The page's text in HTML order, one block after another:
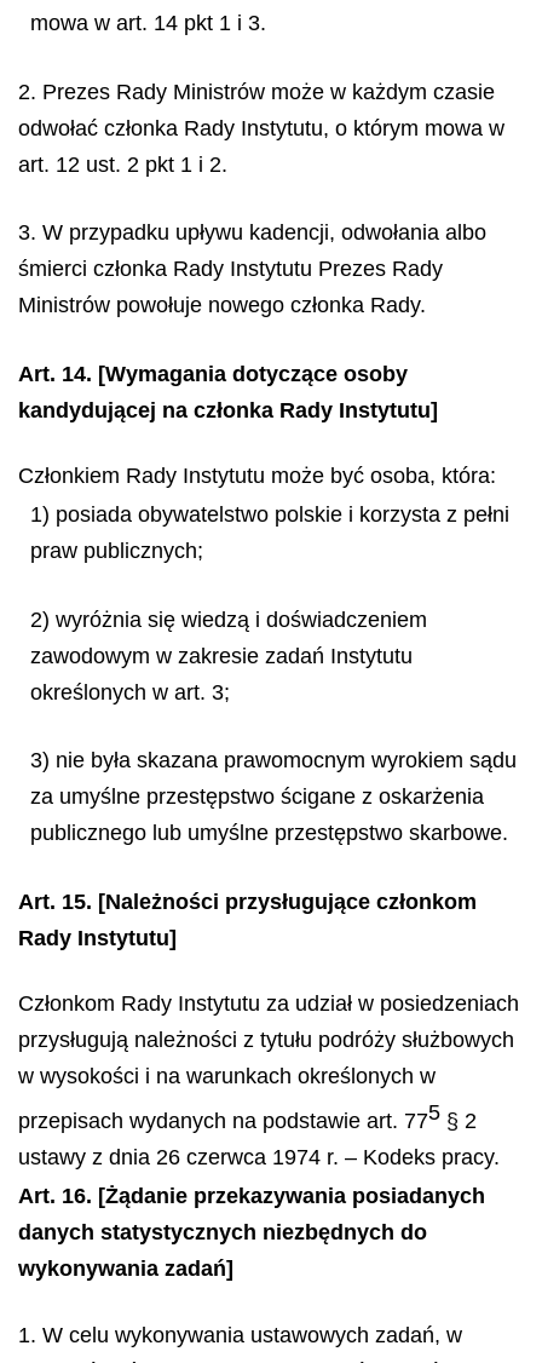
mowa w art. 14 pkt 1 i 3.
2. Prezes Rady Ministrów może w każdym czasie
odwołać członka Rady Instytutu, o którym mowa w
art. 12 ust. 2 pkt 1 i 2.
3. W przypadku upływu kadencji, odwołania albo
śmierci członka Rady Instytutu Prezes Rady
Ministrów powołuje nowego członka Rady.
Art. 14. [Wymagania dotyczące osoby
kandydującej na członka Rady Instytutu]
Członkiem Rady Instytutu może być osoba, która:
1) posiada obywatelstwo polskie i korzysta z pełni
praw publicznych;
2) wyróżnia się wiedzą i doświadczeniem
zawodowym w zakresie zadań Instytutu
określonych w art. 3;
3) nie była skazana prawomocnym wyrokiem sądu
za umyślne przestępstwo ścigane z oskarżenia
publicznego lub umyślne przestępstwo skarbowe.
Art. 15. [Należności przysługujące członkom
Rady Instytutu]
Członkom Rady Instytutu za udział w posiedzeniach
przysługują należności z tytułu podróży służbowych
w wysokości i na warunkach określonych w
przepisach wydanych na podstawie art. 775 § 2
ustawy z dnia 26 czerwca 1974 r. – Kodeks pracy.
Art. 16. [Żądanie przekazywania posiadanych
danych statystycznych niezbędnych do
wykonywania zadań]
1. W celu wykonywania ustawowych zadań, w